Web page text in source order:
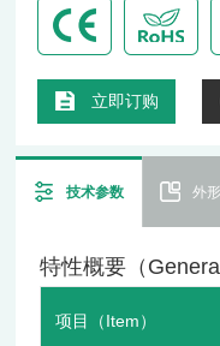
立即订购
技术参数 外
特性概要（
项目（Item）